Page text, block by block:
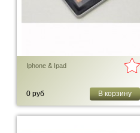
Iphone & Ipad
0 руб В корзину